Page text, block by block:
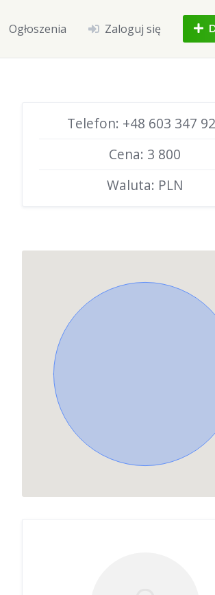
Ogłoszenia Zaloguj się
Telefon: +48 603 347
Cena: 3 800
Waluta: PLN